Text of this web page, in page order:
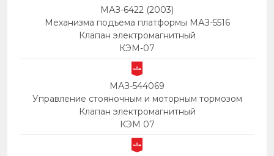
МАЗ-6422 (2003)
Механизма подъема платформы МАЗ-5516
Клапан электромагнитный
КЭМ-07
МАЗ-544069
Управление стояночным и моторным тормозом
Клапан электромагнитный
КЭМ 07